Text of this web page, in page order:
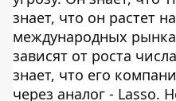
знает, что он растет
международных
зависят от роста
знает, что его
через аналог - Lasso.